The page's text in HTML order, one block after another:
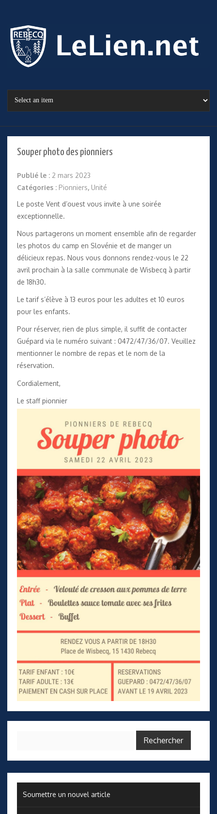
Souper photo des pionniers
Publié le : 2 mars 2023
Catégories : Pionniers, Unité
Le poste Vent d’ouest vous invite à une soirée
exceptionnelle.
Nous partagerons un moment ensemble afin de regarder
les photos du camp en Slovénie et de manger un
délicieux repas. Nous vous donnons rendez-vous le 22
avril prochain à la salle communale de Wisbecq à partir
de 18h30.
Le tarif s’élève à 13 euros pour les adultes et 10 euros
pour les enfants.
Pour réserver, rien de plus simple, il suffit de contacter
Guépard via le numéro suivant : 0472/47/36/07. Veuillez
mentionner le nombre de repas et le nom de la
réservation.
Cordialement,
Le staff pionnier
Soumettre un nouvel article